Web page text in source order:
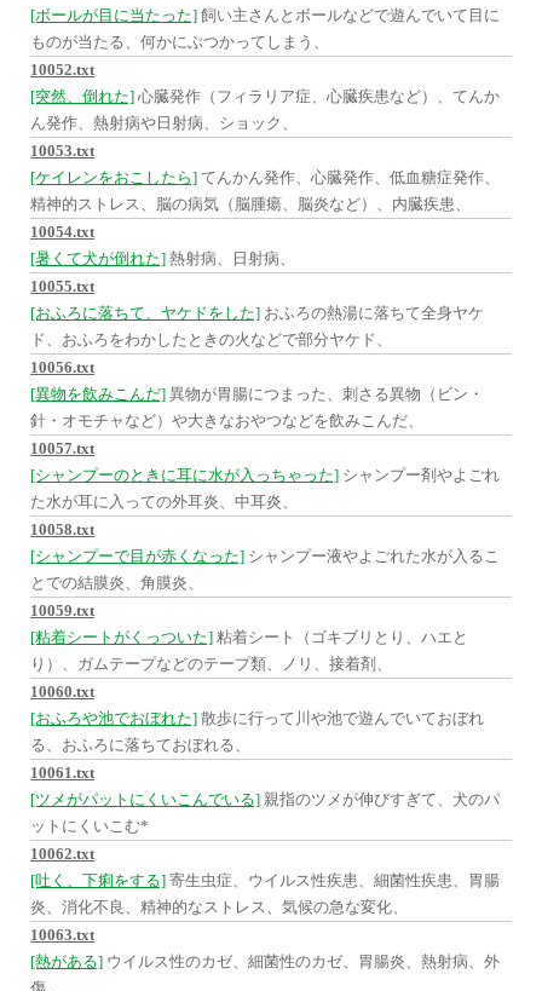
[ボールが目に当たった] 飼い主さんとボールなどで遊んでいて目に
ものが当たる、何かにぶつかってしまう、
10052.txt
[突然、倒れた] 心臓発作（フィラリア症、心臓疾患など）、てんか
ん発作、熱射病や日射病、ショック、
10053.txt
[ケイレンをおこしたら] てんかん発作、心臓発作、低血糖症発作、
精神的ストレス、脳の病気（脳腫瘍、脳炎など）、内臓疾患、
10054.txt
[暑くて犬が倒れた] 熱射病、日射病、
10055.txt
[おふろに落ちて、ヤケドをした] おふろの熱湯に落ちて全身ヤケ
ド、おふろをわかしたときの火などで部分ヤケド、
10056.txt
[異物を飲みこんだ] 異物が胃腸につまった、刺さる異物（ビン・
針・オモチャなど）や大きなおやつなどを飲みこんだ、
10057.txt
[シャンプーのときに耳に水が入っちゃった] シャンプー剤やよごれ
た水が耳に入っての外耳炎、中耳炎、
10058.txt
[シャンプーで目が赤くなった] シャンプー液やよごれた水が入るこ
とでの結膜炎、角膜炎、
10059.txt
[粘着シートがくっついた] 粘着シート（ゴキブリとり、ハエと
り）、ガムテープなどのテープ類、ノリ、接着剤、
10060.txt
[おふろや池でおぼれた] 散歩に行って川や池で遊んでいておぼれ
る、おふろに落ちておぼれる、
10061.txt
[ツメがパットにくいこんでいる] 親指のツメが伸びすぎて、犬のパ
ットにくいこむ*
10062.txt
[吐く、下痢をする] 寄生虫症、ウイルス性疾患、細菌性疾患、胃腸
炎、消化不良、精神的なストレス、気候の急な変化、
10063.txt
[熱がある] ウイルス性のカゼ、細菌性のカゼ、胃腸炎、熱射病、外